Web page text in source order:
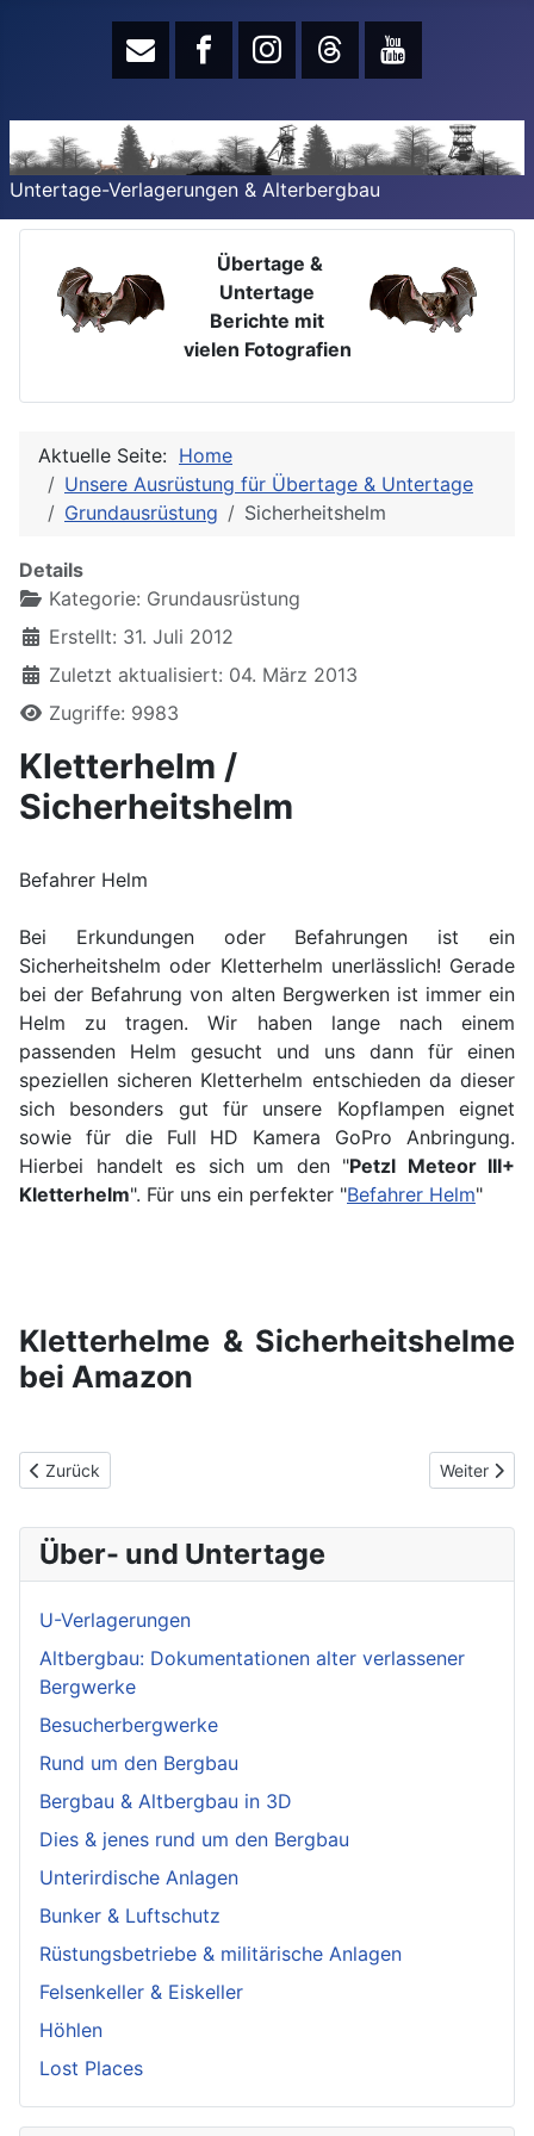
Untertage-Verlagerungen & Alterbergbau
Übertage &
Untertage
Berichte mit
vielen Fotografien
Aktuelle Seite: Home
Unsere Ausrüstung für Übertage & Untertage
Grundausrüstung
Sicherheitshelm
Details
Kategorie: Grundausrüstung
Erstellt: 31. Juli 2012
Zuletzt aktualisiert: 04. März 2013
Zugriffe: 9983
Kletterhelm /
Sicherheitshelm
Befahrer Helm
Bei Erkundungen oder Befahrungen ist ein
Sicherheitshelm oder Kletterhelm unerlässlich! Gerade
bei der Befahrung von alten Bergwerken ist immer ein
Helm zu tragen. Wir haben lange nach einem
passenden Helm gesucht und uns dann für einen
speziellen sicheren Kletterhelm entschieden da dieser
sich besonders gut für unsere Kopflampen eignet
sowie für die Full HD Kamera GoPro Anbringung.
Hierbei handelt es sich um den "Petzl Meteor III+
Kletterhelm". Für uns ein perfekter "Befahrer Helm"
Kletterhelme & Sicherheitshelme
bei Amazon
Vorheriger Beitrag: Mammut Skywalker 2 Helm
Zurück Nächster
Weiter
Über- und Untertage
U-Verlagerungen
Altbergbau: Dokumentationen alter verlassener
Bergwerke
Besucherbergwerke
Rund um den Bergbau
Bergbau & Altbergbau in 3D
Dies & jenes rund um den Bergbau
Unterirdische Anlagen
Bunker & Luftschutz
Rüstungsbetriebe & militärische Anlagen
Felsenkeller & Eiskeller
Höhlen
Lost Places